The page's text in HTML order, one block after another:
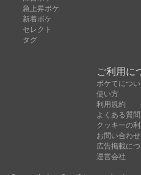
急上昇ボケ
新着ボケ
セレクト
タグ
ご利用に
ボケてにつ
使い方
利用規約
よくある質問
クッキーの
お問い合わせ
広告掲載に
運営会社